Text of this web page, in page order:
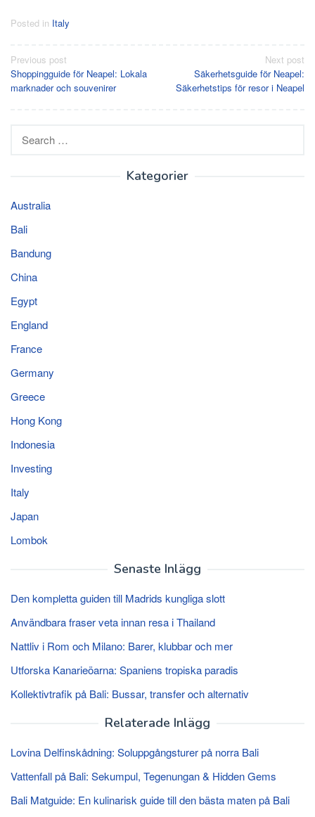
Posted in Italy
Post
navigation
Previous post
Shoppingguide för Neapel: Lokala
marknader och souvenirer
Next post
Säkerhetsguide för Neapel:
Säkerhetstips för resor i Neapel
for:
Kategorier
Australia
Bali
Bandung
China
Egypt
England
France
Germany
Greece
Hong Kong
Indonesia
Investing
Italy
Japan
Lombok
Senaste Inlägg
Den kompletta guiden till Madrids kungliga slott
Användbara fraser veta innan resa i Thailand
Nattliv i Rom och Milano: Barer, klubbar och mer
Utforska Kanarieöarna: Spaniens tropiska paradis
Kollektivtrafik på Bali: Bussar, transfer och alternativ
Relaterade Inlägg
Lovina Delfinskådning: Soluppgångsturer på norra Bali
Vattenfall på Bali: Sekumpul, Tegenungan & Hidden Gems
Bali Matguide: En kulinarisk guide till den bästa maten på Bali